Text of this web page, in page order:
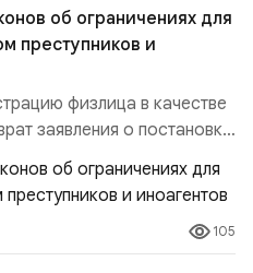
об ограничениях для
преступников и
физлица в качестве
заявления о постановке
учет; Ограничение
транспортных
по доверенности;
договора,
и муниципальных
105